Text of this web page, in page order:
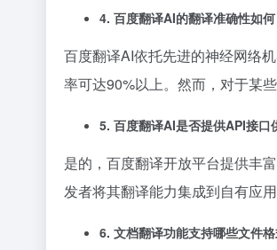
4. 百度翻译AI的翻译准确性如何
百度翻译AI依托先进的神经网络
率可达90%以上。然而，对于某
5. 百度翻译AI是否提供API接口
是的，百度翻译开放平台提供丰
发者将其翻译能力集成到自有应用
6. 文档翻译功能支持哪些文件